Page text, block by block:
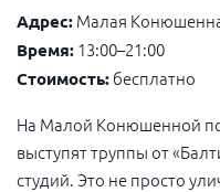
Адрес: Малая
Время: 13:00–21:00
Стоимость: бесплатно
На Малой Конюшенной
выступят труппы от
студий. Это не просто